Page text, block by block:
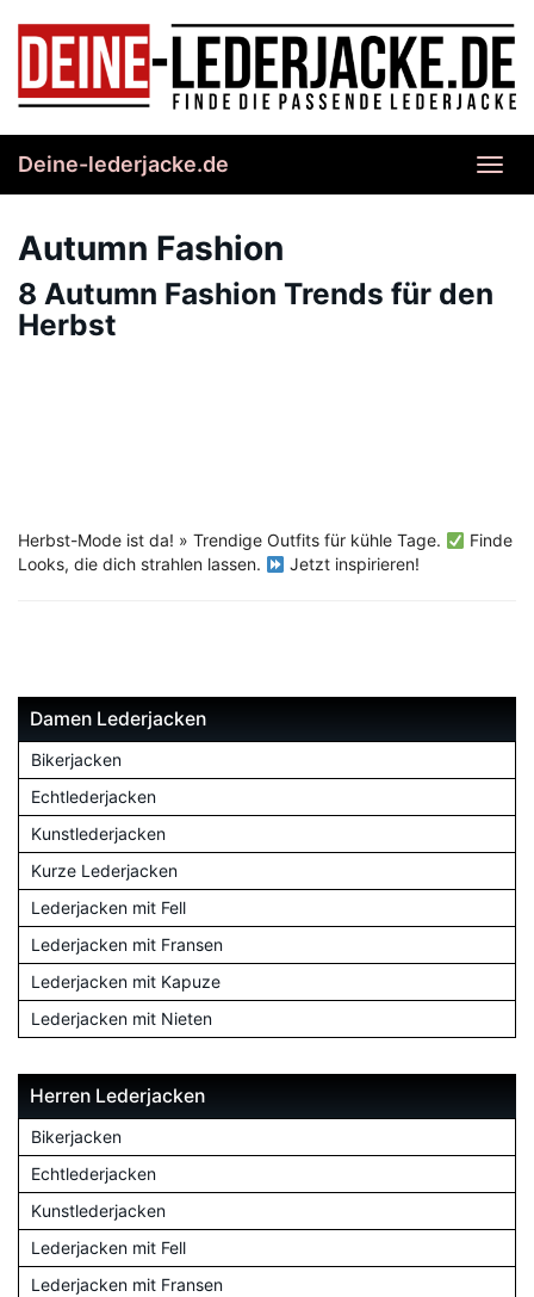
content
Deine-lederjacke.de
Autumn Fashion
8 Autumn Fashion Trends für den
Herbst
Herbst-Mode ist da! » Trendige Outfits für kühle Tage.
Finde
Looks, die dich strahlen lassen.
Jetzt inspirieren!
Damen Lederjacken
Bikerjacken
Echtlederjacken
Kunstlederjacken
Kurze Lederjacken
Lederjacken mit Fell
Lederjacken mit Fransen
Lederjacken mit Kapuze
Lederjacken mit Nieten
Herren Lederjacken
Bikerjacken
Echtlederjacken
Kunstlederjacken
Lederjacken mit Fell
Lederjacken mit Fransen